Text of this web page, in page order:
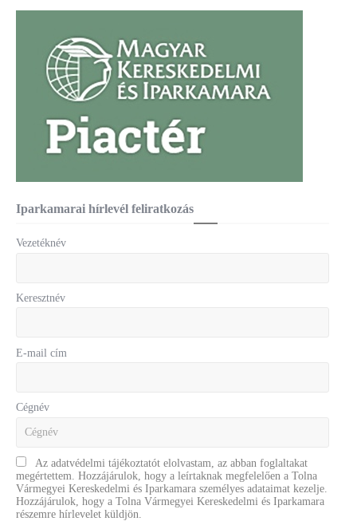
Iparkamarai hírlevél feliratkozás
Vezetéknév
Keresztnév
E-mail cím
Cégnév
Az adatvédelmi tájékoztatót elolvastam, az abban foglaltakat
megértettem. Hozzájárulok, hogy a leírtaknak megfelelően a Tolna
Vármegyei Kereskedelmi és Iparkamara személyes adataimat kezelje.
Hozzájárulok, hogy a Tolna Vármegyei Kereskedelmi és Iparkamara
részemre hírlevelet küldjön.